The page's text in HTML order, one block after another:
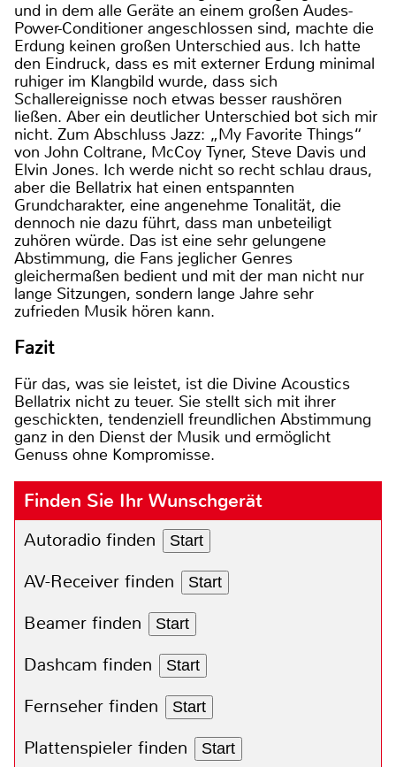
und in dem alle Geräte an einem großen Audes-
Power-Conditioner angeschlossen sind, machte die
Erdung keinen großen Unterschied aus. Ich hatte
den Eindruck, dass es mit externer Erdung minimal
ruhiger im Klangbild wurde, dass sich
Schallereignisse noch etwas besser raushören
ließen. Aber ein deutlicher Unterschied bot sich mir
nicht. Zum Abschluss Jazz: „My Favorite Things“
von John Coltrane, McCoy Tyner, Steve Davis und
Elvin Jones. Ich werde nicht so recht schlau draus,
aber die Bellatrix hat einen entspannten
Grundcharakter, eine angenehme Tonalität, die
dennoch nie dazu führt, dass man unbeteiligt
zuhören würde. Das ist eine sehr gelungene
Abstimmung, die Fans jeglicher Genres
gleichermaßen bedient und mit der man nicht nur
lange Sitzungen, sondern lange Jahre sehr
zufrieden Musik hören kann.
Fazit
Für das, was sie leistet, ist die Divine Acoustics
Bellatrix nicht zu teuer. Sie stellt sich mit ihrer
geschickten, tendenziell freundlichen Abstimmung
ganz in den Dienst der Musik und ermöglicht
Genuss ohne Kompromisse.
Finden Sie Ihr Wunschgerät
Autoradio finden Start
AV-Receiver finden Start
Beamer finden Start
Dashcam finden Start
Fernseher finden Start
Plattenspieler finden Start